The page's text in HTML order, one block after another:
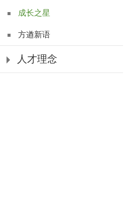
成长之星
方遒新语
人才理念